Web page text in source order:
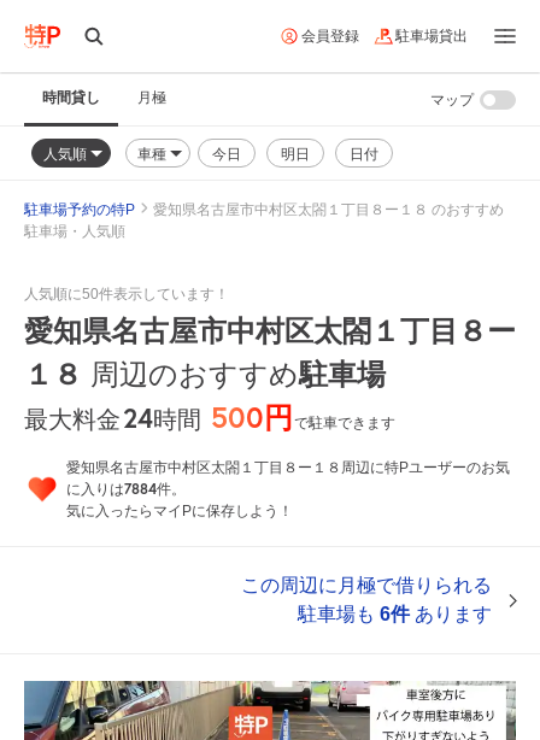
会員登録 駐車場貸出
時間貸し 月極
人気順 車種 今日 明日 日付
マップ
駐車場予約の特P
愛知県名古屋市中村区太閤１丁目８ー１８ のおすすめ
駐車場・人気順
人気順に50件表示しています！
愛知県名古屋市中村区太閤１丁目８ー
１８ 周辺のおすすめ駐車場
最大料金24時間 500円で駐車できます
愛知県名古屋市中村区太閤１丁目８ー１８周辺に特Pユーザーのお気
に入りは7884件。
気に入ったらマイPに保存しよう！
この周辺に月極で借りられる
駐車場も 6件あります